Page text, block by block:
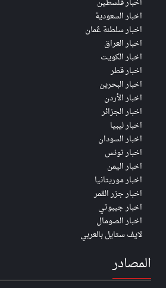
اخبار السعودية
اخبار سلطنة عُمان
اخبار العراق
اخبار الكويت
اخبار قطر
اخبار البحرين
اخبار الأردن
اخبار الجزائر
اخبار ليبيا
اخبار السودان
اخبار تونس
اخبار اليمن
اخبار موريتانيا
اخبار جزر القمر
اخبار جيبوتي
اخبار الصومال
لايف ستايل بالعربي
المصادر